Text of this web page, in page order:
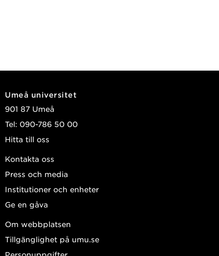
Umeå universitet
901 87 Umeå
Tel: 090-786 50 00
Hitta till oss
Kontakta oss
Press och media
Institutioner och enheter
Ge en gåva
Om webbplatsen
Tillgänglighet på umu.se